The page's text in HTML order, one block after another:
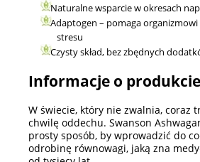
Naturalne wsparcie w okresach
Adaptogen – pomaga
stresu
Czysty skład, bez zbędnych
Informacje o
W świecie, który nie zwalnia, coraz
chwilę oddechu. Swanson
prosty sposób, by wprowadzić do
odrobinę równowagi, jaką zna